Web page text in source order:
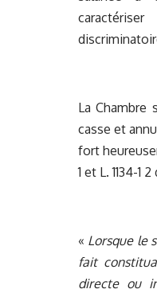
La Chambre
casse et
fort
1 et L. 1134-1
« Lorsque le
fait
directe ou